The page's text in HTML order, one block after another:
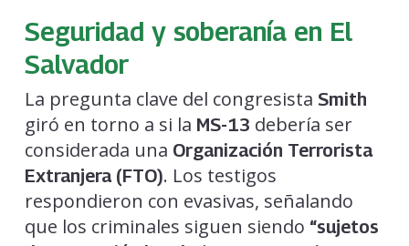
Seguridad y soberanía en El
Salvador
La pregunta clave del congresista Smith
giró en torno a si la MS-13 debería ser
considerada una Organización Terrorista
Extranjera (FTO). Los testigos
respondieron con evasivas, señalando
que los criminales siguen siendo “sujetos